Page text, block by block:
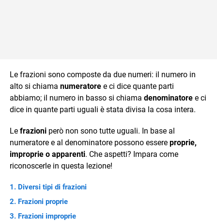
Le frazioni sono composte da due numeri: il numero in
alto si chiama numeratore e ci dice quante parti
abbiamo; il numero in basso si chiama denominatore e ci
dice in quante parti uguali è stata divisa la cosa intera.
Le frazioni però non sono tutte uguali. In base al
numeratore e al denominatore possono essere proprie,
improprie o apparenti. Che aspetti? Impara come
riconoscerle in questa lezione!
Diversi tipi di frazioni
Frazioni proprie
Frazioni improprie